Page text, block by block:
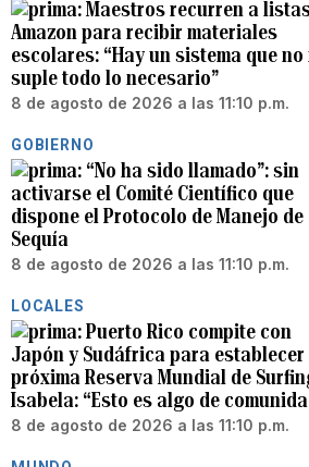
Maestros recurren a
Amazon para recibir materiales
escolares: “Hay un sistema que no
suple todo lo necesario”
8 de agosto de 2026 a las 11:10 p.m.
GOBIERNO
“No ha sido llamado”: sin
activarse el Comité Científico que
dispone el Protocolo de Manejo de
Sequía
8 de agosto de 2026 a las 11:10 p.m.
LOCALES
Puerto Rico compite con
Japón y Sudáfrica para establecer
próxima Reserva Mundial de
Isabela: “Esto es algo de
8 de agosto de 2026 a las 11:10 p.m.